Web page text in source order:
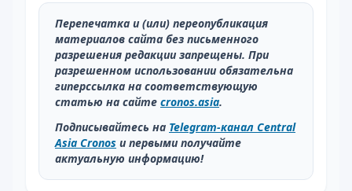
Перепечатка и (или) переопубликация
материалов сайта без письменного
разрешения редакции запрещены. При
разрешенном использовании обязательна
гиперссылка на соответствующую
статью на сайте cronos.asia.
Подписывайтесь на Telegram-канал Central
Asia Cronos и первыми получайте
актуальную информацию!